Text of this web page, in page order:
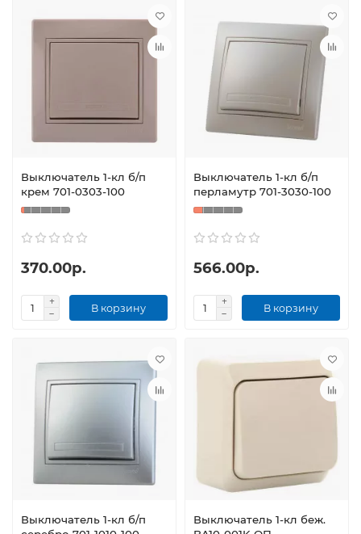
Выключатель 1-кл б/п
крем 701-0303-100
370.00р.
В корзину
Выключатель 1-кл б/п
перламутр 701-3030-100
566.00р.
В корзину
Выключатель 1-кл б/п
Выключатель 1-кл беж.